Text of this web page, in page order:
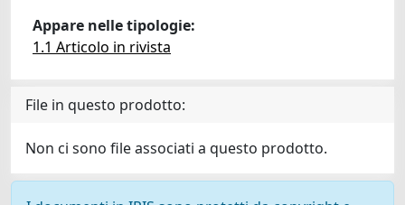
Appare nelle tipologie:
1.1 Articolo in rivista
File in questo prodotto:
Non ci sono file associati a questo prodotto.